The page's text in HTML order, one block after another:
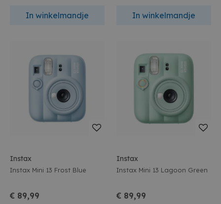
In winkelmandje In winkelmandje
Instax
Instax Mini 13 Frost Blue
€ 89,99
Instax
Instax Mini 13 Lagoon Green
€ 89,99